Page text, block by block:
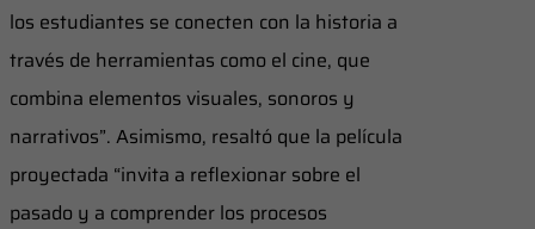
los estudiantes se conecten con la historia a
través de herramientas como el cine, que
combina elementos visuales, sonoros y
narrativos”. Asimismo, resaltó que la película
proyectada “invita a reflexionar sobre el
pasado y a comprender los procesos